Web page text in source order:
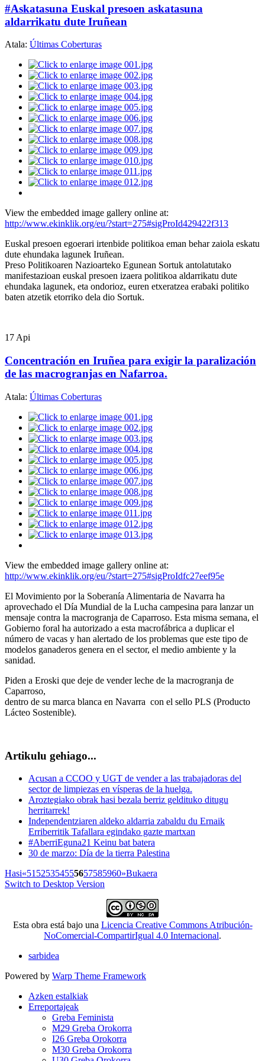
#Askatasuna Euskal presoen askatasuna
aldarrikatu dute Iruñean
Atala: Últimas Coberturas
View the embedded image gallery online at:
http://www.ekinklik.org/eu/?start=275#sigProId429422f313
Euskal presoen egoerari irtenbide politikoa eman behar zaiola eskatu
dute ehundaka lagunek Iruñean.
Preso Politikoaren Nazioarteko Egunean Sortuk antolatutako
manifestazioan euskal presoen izaera politikoa aldarrikatu dute
ehundaka lagunek, eta ondorioz, euren etxeratzea erabaki politiko
baten atzetik etorriko dela dio Sortuk.
17 Api
Concentración en Iruñea para exigir la paralización
de las macrogranjas en Nafarroa.
Atala: Últimas Coberturas
View the embedded image gallery online at:
http://www.ekinklik.org/eu/?start=275#sigProIdfc27eef95e
El Movimiento por la Soberanía Alimentaria de Navarra ha
aprovechado el Día Mundial de la Lucha campesina para lanzar un
mensaje contra la macrogranja de Caparroso. Esta misma semana, el
Gobierno foral ha autorizado a esta macrofábrica a duplicar el
número de vacas y han alertado de los problemas que este tipo de
modelos ganaderos genera en el sector, el medio ambiente y la
sanidad.
Piden a Eroski que deje de vender leche de la macrogranja de
Caparroso,
dentro de su marca blanca en Navarra con el sello PLS (Producto
Lácteo Sostenible).
Artikulu gehiago...
Acusan a CCOO y UGT de vender a las trabajadoras del
sector de limpiezas en vísperas de la huelga.
Aroztegiako obrak hasi bezala berriz geldituko ditugu
herritarrek!
Independentziaren aldeko aldarria zabaldu du Ernaik
Erriberritik Tafallara egindako gazte martxan
#AberriEguna21 Keinu bat batera
30 de marzo: Día de la tierra Palestina
Hasi«51 525354555657585960»Bukaera
Switch to Desktop Version
Esta obra está bajo una Licencia Creative Commons Atribución-
NoComercial-CompartirIgual 4.0 Internacional.
sarbidea
Powered by Warp Theme Framework
Azken estalkiak
Erreportajeak
Greba Feminista
M29 Greba Orokorra
I26 Greba Orokorra
M30 Greba Orokorra